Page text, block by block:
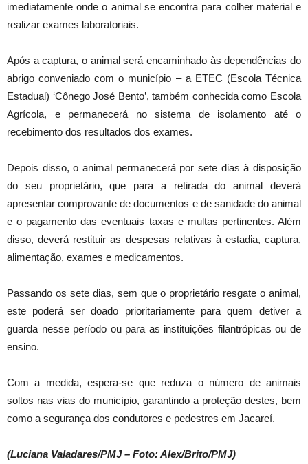
imediatamente onde o animal se encontra para colher material e
realizar exames laboratoriais.
Após a captura, o animal será encaminhado às dependências do
abrigo conveniado com o município – a ETEC (Escola Técnica
Estadual) ‘Cônego José Bento’, também conhecida como Escola
Agrícola, e permanecerá no sistema de isolamento até o
recebimento dos resultados dos exames.
Depois disso, o animal permanecerá por sete dias à disposição
do seu proprietário, que para a retirada do animal deverá
apresentar comprovante de documentos e de sanidade do animal
e o pagamento das eventuais taxas e multas pertinentes. Além
disso, deverá restituir as despesas relativas à estadia, captura,
alimentação, exames e medicamentos.
Passando os sete dias, sem que o proprietário resgate o animal,
este poderá ser doado prioritariamente para quem detiver a
guarda nesse período ou para as instituições filantrópicas ou de
ensino.
Com a medida, espera-se que reduza o número de animais
soltos nas vias do município, garantindo a proteção destes, bem
como a segurança dos condutores e pedestres em Jacareí.
(Luciana Valadares/PMJ – Foto: Alex/Brito/PMJ)